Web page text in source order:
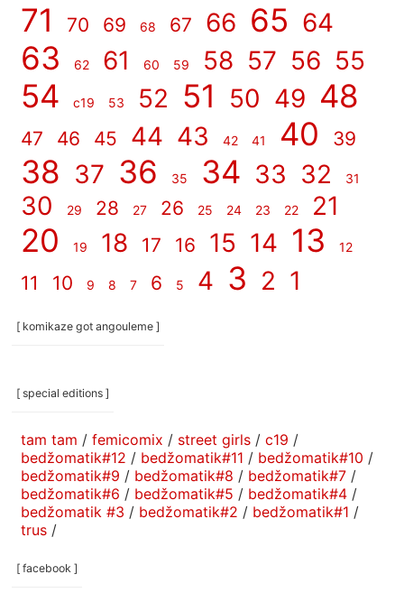
71 70 69 68 67 66 65 64
63 62 61 60 59 58 57 56 55
54 c19 53 52 51 50 49 48
47 46 45 44 43 42 41 40 39
38 37 36 35 34 33 32 31
30 29 28 27 26 25 24 23 22 21
20 19 18 17 16 15 14 13 12
11 10 9 8 7 6 5 4 3 2 1
[ komikaze got angouleme ]
[ special editions ]
tam tam / femicomix / street girls / c19 /
bedžomatik#12 / bedžomatik#11 / bedžomatik#10 /
bedžomatik#9 / bedžomatik#8 / bedžomatik#7 /
bedžomatik#6 / bedžomatik#5 / bedžomatik#4 /
bedžomatik #3 / bedžomatik#2 / bedžomatik#1 /
trus /
[ facebook ]